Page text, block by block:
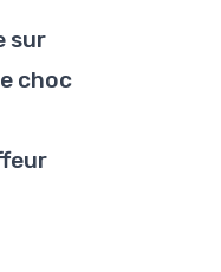
sur
choc